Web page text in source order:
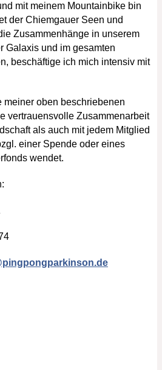
mit meinem Mountainbike bin
der Chiemgauer Seen und
Zusammenhänge in unserem
Galaxis und im gesamten
beschäftige ich mich intensiv mit
meiner oben beschriebenen
vertrauensvolle Zusammenarbeit
als auch mit jedem Mitglied
einer Spende oder eines
wendet.